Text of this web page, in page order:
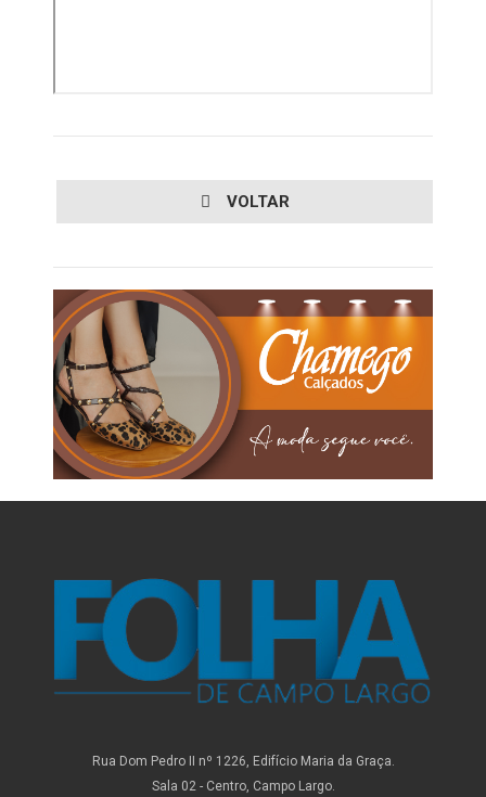
VOLTAR
Rua Dom Pedro II nº 1226, Edifício Maria da Graça.
Sala 02 - Centro, Campo Largo.